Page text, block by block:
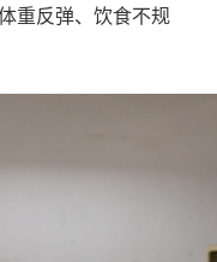
重反弹、饮食不规